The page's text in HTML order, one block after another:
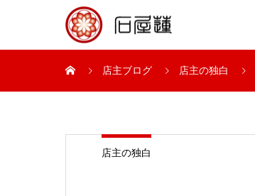
店主ブログ 店主の独白
店主の独白